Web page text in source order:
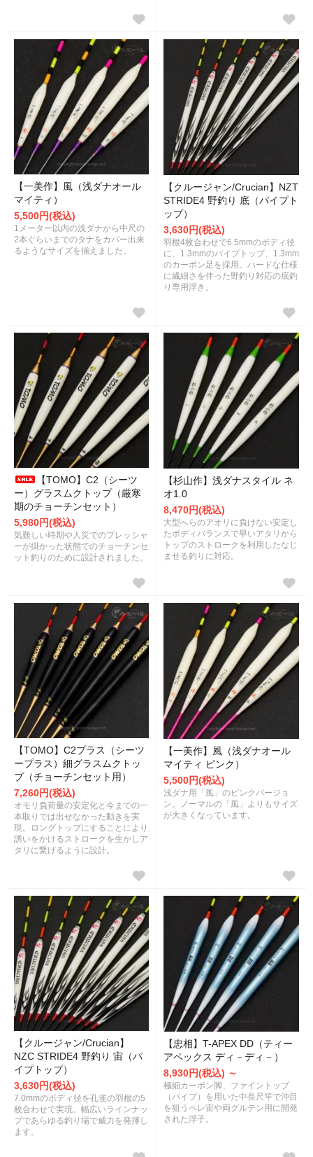
【一美作】風（浅ダナオール
マイティ）
5,500円(税込)
1メーター以内の浅ダナから中尺の
2本ぐらいまでのタナをカバー出来
るようなサイズを揃えました。
【クルージャン/Crucian】NZT
STRIDE4 野釣り 底（パイプト
ップ）
3,630円(税込)
羽根4枚合わせで6.5mmのボディ径
に、1.3mmのパイプトップ、1.3mm
のカーボン足を採用。ハードな仕様
に繊細さを伴った野釣り対応の底釣
り専用浮き。
【TOMO】C2（シーツ
ー）グラスムクトップ（厳寒
期のチョーチンセット）
5,980円(税込)
気難しい時期や人災でのプレッシャ
ーが掛かった状態でのチョーチンセ
ット釣りのために設計されました。
【杉山作】浅ダナスタイル ネ
オ1.0
8,470円(税込)
大型へらのアオリに負けない安定し
たボディバランスで早いアタリから
トップのストロークを利用したなじ
ませる釣りに対応。
【TOMO】C2プラス（シーツ
ープラス）細グラスムクトッ
プ（チョーチンセット用）
7,260円(税込)
オモリ負荷量の安定化と今までの一
本取りでは出せなかった動きを実
現。ロングトップにすることにより
誘いをかけるストロークを生かしア
タリに繋げるように設計。
【一美作】風（浅ダナオール
マイティ ピンク）
5,500円(税込)
浅ダナ用「風」のピンクバージョ
ン。ノーマルの「風」よりもサイズ
が大きくなっています。
【クルージャン/Crucian】
NZC STRIDE4 野釣り 宙（パ
イプトップ）
3,630円(税込)
7.0mmのボディ径を孔雀の羽根の5
枚合わせで実現。幅広いラインナッ
プであらゆる釣り場で威力を発揮し
ます。
【忠相】T-APEX DD（ティー
アペックス ディ－ディ－）
8,930円(税込) ～
極細カーボン脚、ファイントップ
（パイプ）を用いた中長尺竿で沖目
を狙うペレ宙や両グルテン用に開発
された浮子。